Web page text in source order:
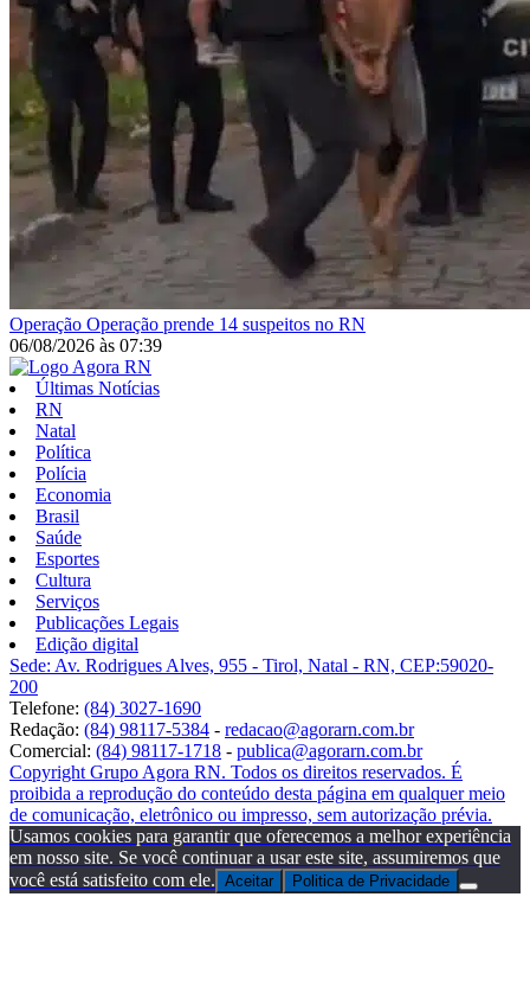
Operação Operação prende 14 suspeitos no RN
06/08/2026 às 07:39
Últimas Notícias
RN
Natal
Política
Polícia
Economia
Brasil
Saúde
Esportes
Cultura
Serviços
Publicações Legais
Edição digital
Sede: Av. Rodrigues Alves, 955 - Tirol, Natal - RN, CEP:59020-
200
Telefone: (84) 3027-1690
Redação: (84) 98117-5384 - redacao@agorarn.com.br
Comercial: (84) 98117-1718 - publica@agorarn.com.br
Copyright Grupo Agora RN. Todos os direitos reservados. É
proibida a reprodução do conteúdo desta página em qualquer meio
de comunicação, eletrônico ou impresso, sem autorização prévia.
Usamos cookies para garantir que oferecemos a melhor experiência
em nosso site. Se você continuar a usar este site, assumiremos que
você está satisfeito com ele. Aceitar Politica de Privacidade